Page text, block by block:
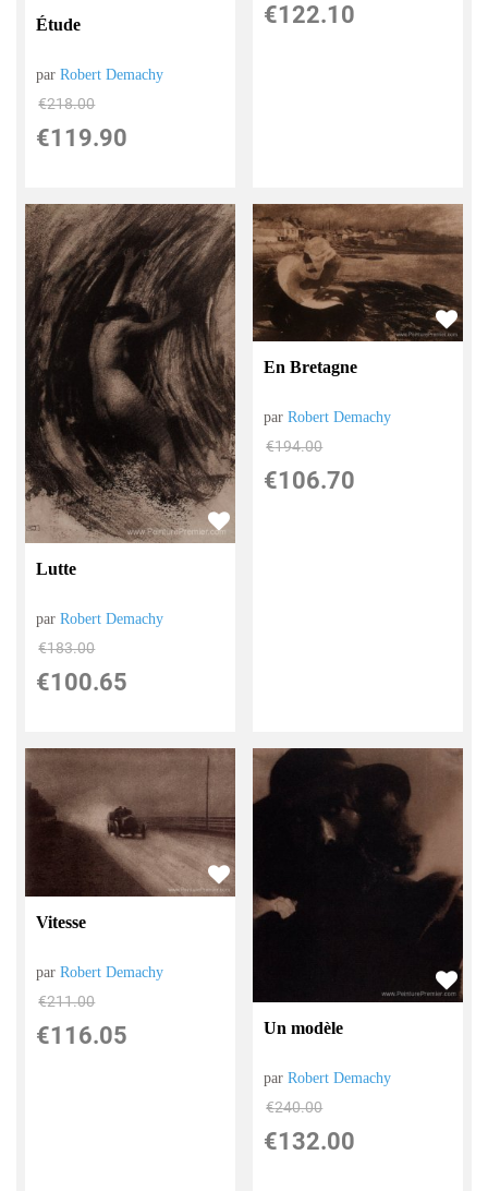
Étude
parRobert Demachy
€218.00
€119.90
€122.10
Lutte
parRobert Demachy
€183.00
€100.65
En Bretagne
parRobert Demachy
€194.00
€106.70
Vitesse
parRobert Demachy
€211.00
€116.05 Un modèle
parRobert Demachy
€240.00
€132.00